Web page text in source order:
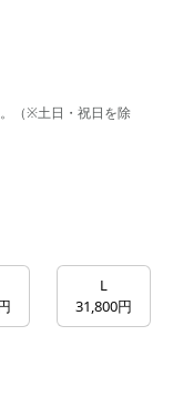
（※土日・祝日を除
L
31,800円